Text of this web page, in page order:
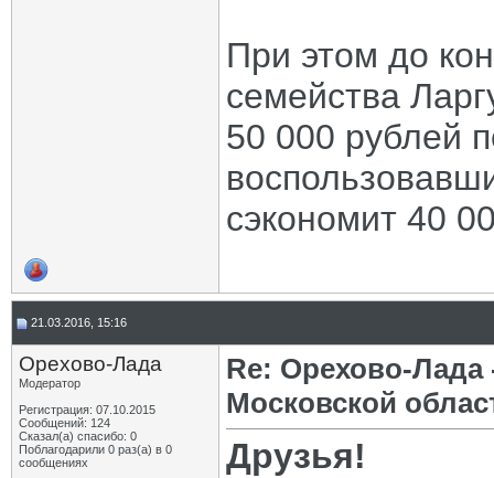
При этом до
семейства
50 000 рублей
сэкономит 40
21.03.2016, 15:16
Орехово-Лада
Модератор
Регистрация: 07.10.2015
Сообщений: 124
Сказал(а) спасибо: 0
Поблагодарили 0 раз(а) в 0
сообщениях
Re: Орехово-
Московской
Друзья!